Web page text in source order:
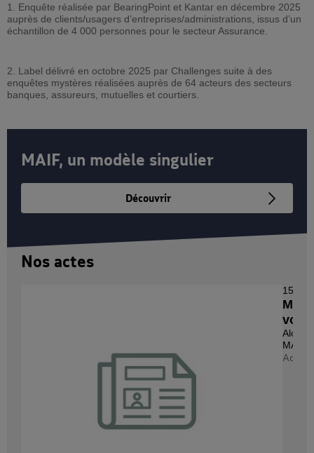
1. Enquête réalisée par BearingPoint et Kantar en décembre 2025
auprès de clients/usagers d’entreprises/administrations, issus d’un
échantillon de 4 000 personnes pour le secteur Assurance.
2. Label délivré en octobre 2025 par Challenges suite à des
enquêtes mystères réalisées auprès de 64 acteurs des secteurs
banques, assureurs, mutuelles et courtiers.
MAIF, un modèle singulier
Découvrir
Nos actes
MAIF s'engage auprès des sapeurs-pompiers